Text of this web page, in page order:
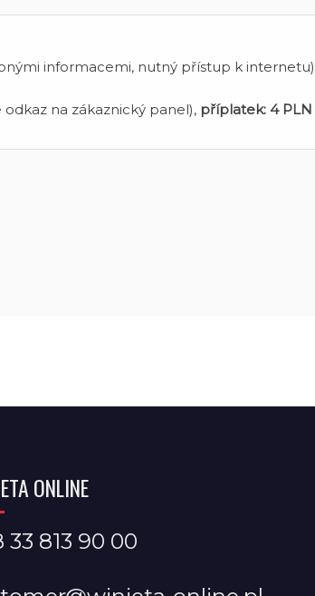
informacemi, nutný přístup k internetu)
na zákaznický panel), příplatek: 4 PLN
ONLINE
33 813 90 00